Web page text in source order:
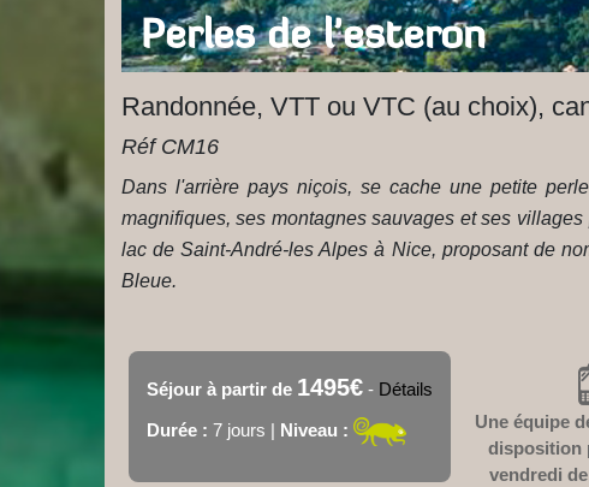
Perles de l'esteron
Randonnée, VTT ou VTC (au choix),
Réf CM16
Dans l'arrière pays niçois, se cache une petite
magnifiques, ses montagnes sauvages et ses
lac de Saint-André-les Alpes à Nice, proposant de
Bleue.
Séjour à partir de 1495€- Détails
Durée : 7 jours | Niveau :
Une équipe
disposition
vendredi